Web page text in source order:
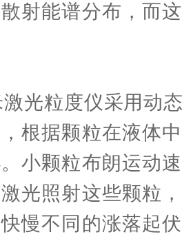
射能谱分布，而
光粒度仪采用动
根据颗粒在液体
小颗粒布朗运动
光照射这些颗粒
慢不同的涨落起